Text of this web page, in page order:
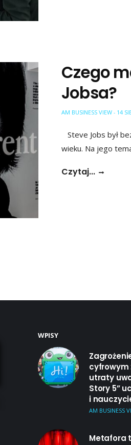
Czego
Jobsa?
AM BUSINESS VIEW - 14
Steve Jobs był
wieku. Na jego
Czytaj...
WPISY
cyfrowym
utraty
Story 5”
i
AM BUSINESS
Metafora